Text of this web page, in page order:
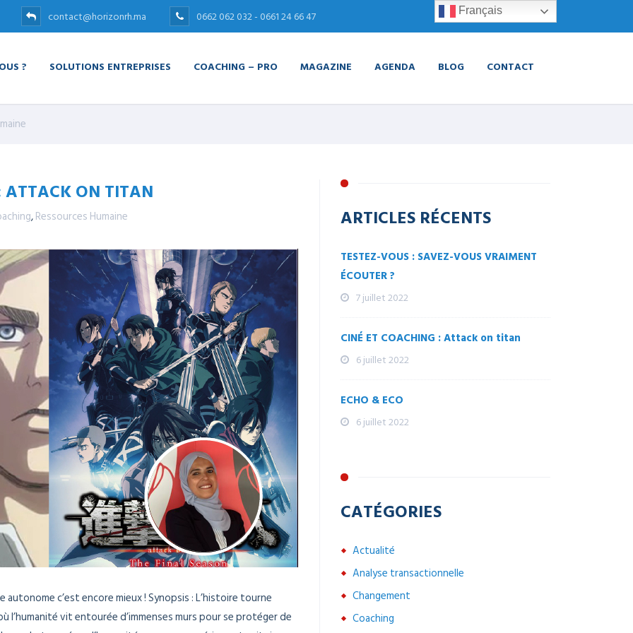
contact@horizonrh.ma 0662 062 032 - 0661 24 66 47
? SOLUTIONS ENTREPRISES COACHING – PRO MAGAZINE AGENDA BLOG CONTACT
ATTACK ON TITAN
,Ressources Humaine
c’est encore mieux ! Synopsis : L’histoire tourne
l’humanité vit entourée d’immenses murs pour se protéger de
ARTICLES RÉCENTS
TESTEZ-VOUS : SAVEZ-VOUS VRAIMENT
ÉCOUTER ?
7 juillet 2022
CINÉ ET COACHING : Attack on titan
6 juillet 2022
ECHO & ECO
6 juillet 2022
CATÉGORIES
Actualité
Analyse transactionnelle
Changement
Coaching
Français